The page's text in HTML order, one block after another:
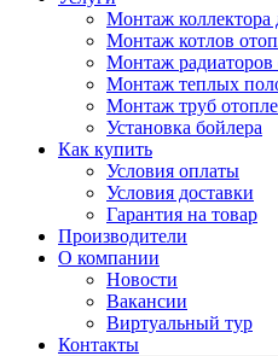
Монтаж коллектора
Монтаж котлов
Монтаж радиаторов
Монтаж теплых
Монтаж труб
Установка бойлера
Как купить
Условия оплаты
Условия доставки
Гарантия на товар
Производители
О компании
Новости
Вакансии
Виртуальный тур
Контакты